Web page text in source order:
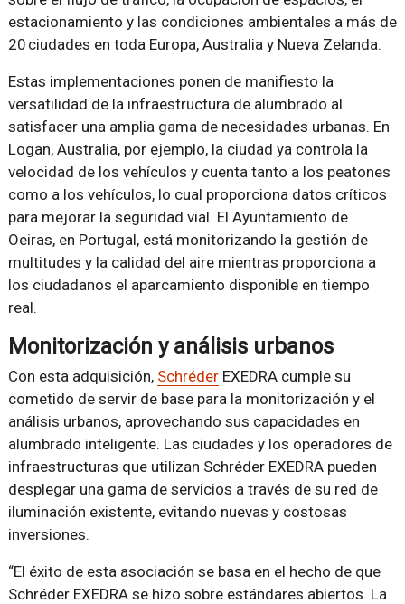
estacionamiento y las condiciones ambientales a más de
20 ciudades en toda Europa, Australia y Nueva Zelanda.
Estas implementaciones ponen de manifiesto la
versatilidad de la infraestructura de alumbrado al
satisfacer una amplia gama de necesidades urbanas. En
Logan, Australia, por ejemplo, la ciudad ya controla la
velocidad de los vehículos y cuenta tanto a los peatones
como a los vehículos, lo cual proporciona datos críticos
para mejorar la seguridad vial. El Ayuntamiento de
Oeiras, en Portugal, está monitorizando la gestión de
multitudes y la calidad del aire mientras proporciona a
los ciudadanos el aparcamiento disponible en tiempo
real.
Monitorización y análisis urbanos
Con esta adquisición, SchréderEXEDRA cumple su
cometido de servir de base para la monitorización y el
análisis urbanos, aprovechando sus capacidades en
alumbrado inteligente. Las ciudades y los operadores de
infraestructuras que utilizan Schréder EXEDRA pueden
desplegar una gama de servicios a través de su red de
iluminación existente, evitando nuevas y costosas
inversiones.
“El éxito de esta asociación se basa en el hecho de que
Schréder EXEDRA se hizo sobre estándares abiertos. La